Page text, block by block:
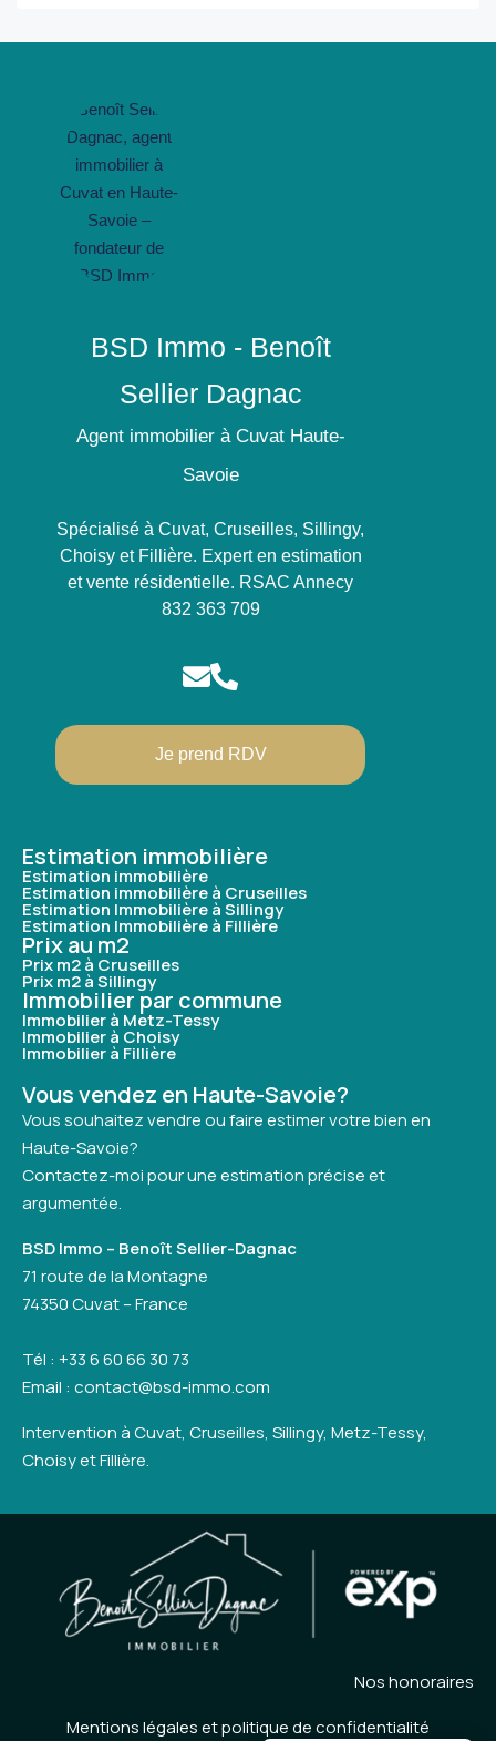
BSD Immo - Benoît
Sellier Dagnac
Agent immobilier à Cuvat Haute-
Savoie
Spécialisé à Cuvat, Cruseilles, Sillingy,
Choisy et Fillière. Expert en estimation
et vente résidentielle. RSAC Annecy
832 363 709
Je prend RDV
Estimation immobilière
Estimation immobilière
Estimation immobilière à Cruseilles
Estimation Immobilière à Sillingy
Estimation Immobilière à Fillière
Prix au m2
Prix m2 à Cruseilles
Prix m2 à Sillingy
Immobilier par commune
Immobilier à Metz-Tessy
Immobilier à Choisy
Immobilier à Fillière
Vous vendez en Haute-Savoie?
Vous souhaitez vendre ou faire estimer votre bien en
Haute-Savoie?
Contactez-moi pour une estimation précise et
argumentée.
BSD Immo – Benoît Sellier-Dagnac
71 route de la Montagne
74350 Cuvat – France
Tél : +33 6 60 66 30 73
Email : contact@bsd-immo.com
Intervention à Cuvat, Cruseilles, Sillingy, Metz-Tessy,
Choisy et Fillière.
Nos honoraires
Mentions légales et politique de confidentialité